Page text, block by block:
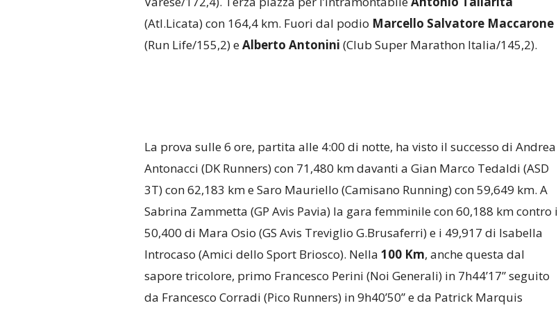
(Atl.Licata) con 164,4 km. Fuori dal podio Marcello Salvatore Maccarone
(Run Life/155,2) eAlberto Antonini (Club Super Marathon Italia/145,2).
La prova sulle 6 ore, partita alle 4:00 di notte, ha visto il successo di Andrea
Antonacci (DK Runners) con 71,480 km davanti a Gian Marco Tedaldi (ASD
3T) con 62,183 km e Saro Mauriello (Camisano Running) con 59,649 km. A
Sabrina Zammetta (GP Avis Pavia) la gara femminile con 60,188 km contro i
50,400 di Mara Osio (GS Avis Treviglio G.Brusaferri) e i 49,917 di Isabella
Introcaso (Amici dello Sport Briosco). Nella 100 Km, anche questa dal
sapore tricolore, primo Francesco Perini (Noi Generali) in 7h44’17” seguito
da Francesco Corradi (Pico Runners) in 9h40’50” e da Patrick Marquis